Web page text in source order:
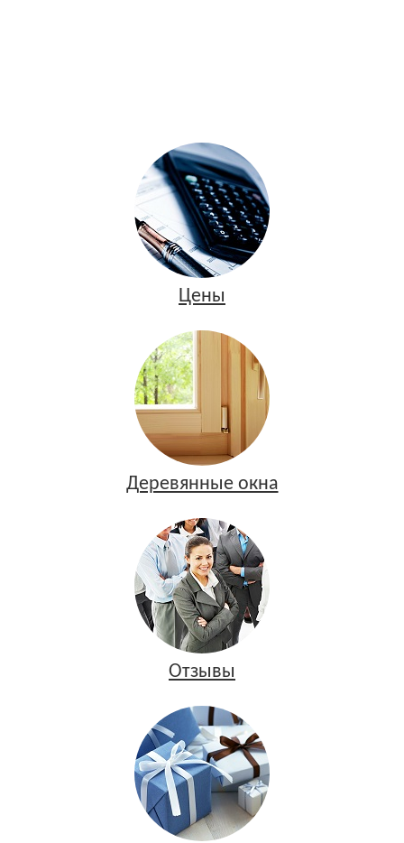
Цены
Деревянные окна
Отзывы